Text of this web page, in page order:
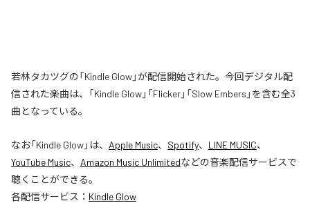
若林タカツグの「Kindle Glow」が配信開始された。今回デジタル配
信された楽曲は、「Kindle Glow」「Flicker」「Slow Embers」を含む全3
曲となっている。
なお「Kindle Glow」は、 Apple Music、 Spotify、 LINE MUSIC、
YouTube Music、 Amazon Music Unlimitedなどの音楽配信サービスで
聴くことができる。
各配信サービス： Kindle Glow